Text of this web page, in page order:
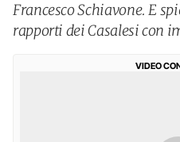
Francesco Schiavone. E
rapporti dei Casalesi con
VIDEO